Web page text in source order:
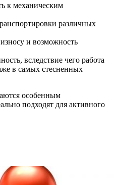
к механическим
различных
и возможность
вследствие чего работа
в самых стесненных
особенным
подходят для активного